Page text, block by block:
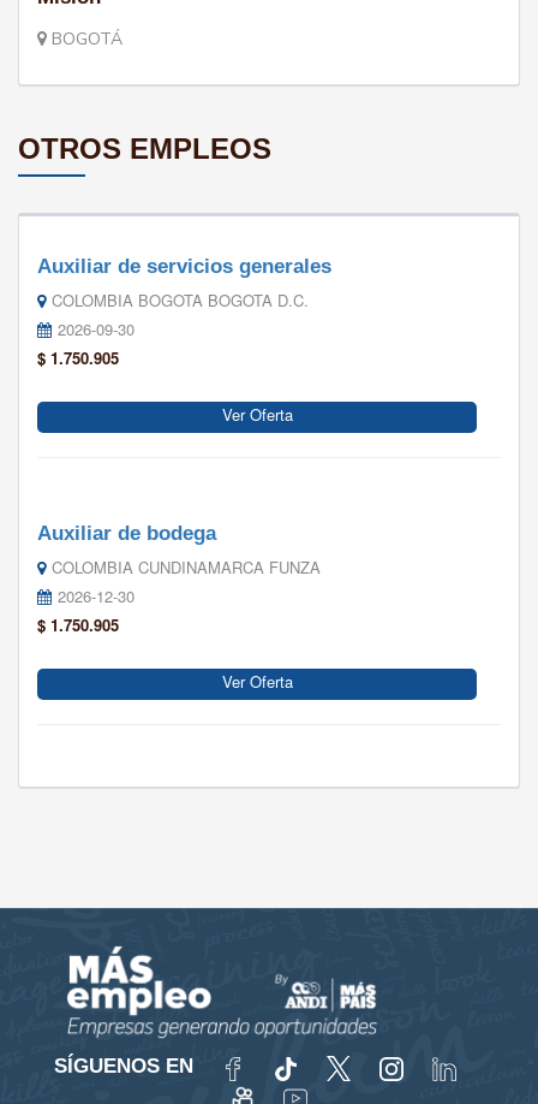
BOGOTÁ
OTROS EMPLEOS
Auxiliar de servicios generales
COLOMBIA BOGOTA BOGOTA D.C.
2026-09-30
$ 1.750.905
Ver Oferta
Auxiliar de bodega
COLOMBIA CUNDINAMARCA FUNZA
2026-12-30
$ 1.750.905
Ver Oferta
SÍGUENOS EN